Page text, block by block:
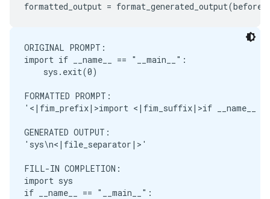
formatted_output = format_generated_output(before
ORIGINAL PROMPT:
import if __name__ == "__main__":
    sys.exit(0)
FORMATTED PROMPT:
'<|fim_prefix|>import <|fim_suffix|>if __name__
GENERATED OUTPUT:
'sys\n<|file_separator|>'
FILL-IN COMPLETION:
import sys
if __name__ == "__main__":